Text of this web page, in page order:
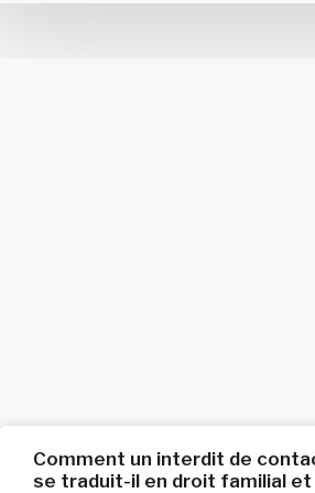
Comment un interdit de
se traduit-il en droit familial et